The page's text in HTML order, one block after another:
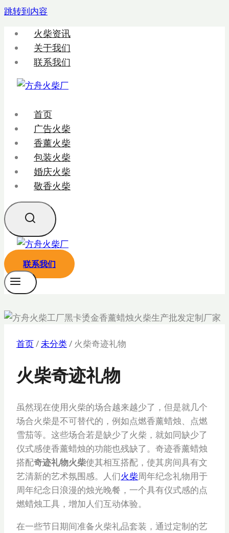
跳转到内容
火柴资讯
关于我们
联系我们
首页
广告火柴
香薰火柴
包装火柴
婚庆火柴
敬香火柴
联系我们
首页/未分类/ 火柴奇迹礼物
火柴奇迹礼物
虽然现在使用火柴的场合越来越少了，但是就几个
场合火柴是不可替代的，例如点燃香薰蜡烛、点燃
雪茄等。这些场合若是缺少了火柴，就如同缺少了
仪式感使香薰蜡烛的功能也残缺了。奇迹香薰蜡烛
搭配奇迹礼物火柴使其相互搭配，使其房间具有文
艺清新的艺术氛围感。人们火柴周年纪念礼物用于
周年纪念日浪漫的烛光晚餐，一个具有仪式感的点
燃蜡烛工具，增加人们互动体验。
在一些节日期间准备火柴礼品套装，通过定制的艺